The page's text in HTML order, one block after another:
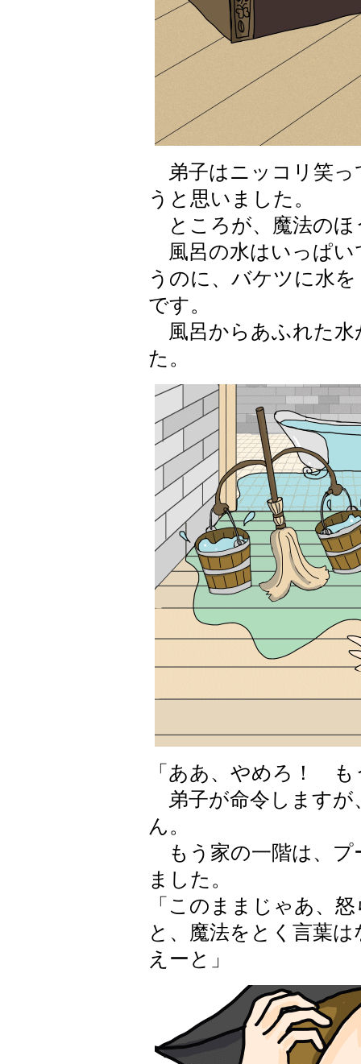
弟子はニッコリ笑っ
うと思いました。
ところが、魔法のほ
風呂の水はいっぱい
うのに、バケツに水
です。
風呂からあふれた水
た。
「ああ、やめろ！
弟子が命令しますが
ん。
もう家の一階は、プ
ました。
「このままじゃあ、
と、魔法をとく言葉
えーと」